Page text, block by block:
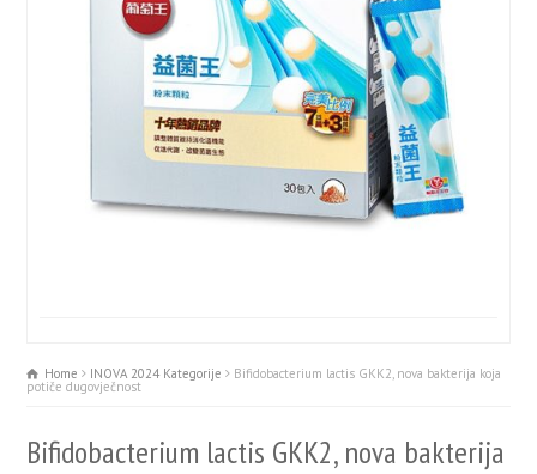
Home INOVA 2024 Kategorije Bifidobacterium lactis GKK2, nova bakterija koja
potiče dugovječnost
Bifidobacterium lactis GKK2, nova bakterija